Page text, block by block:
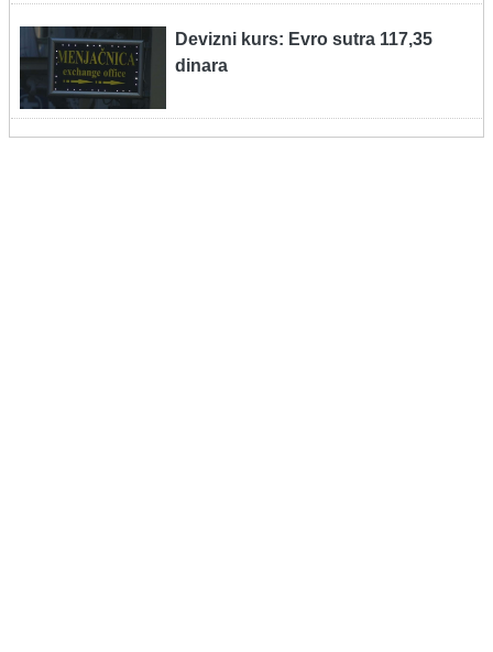
Devizni kurs: Evro sutra 117,35
dinara